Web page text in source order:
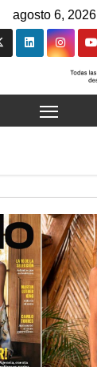
agosto 6, 2026